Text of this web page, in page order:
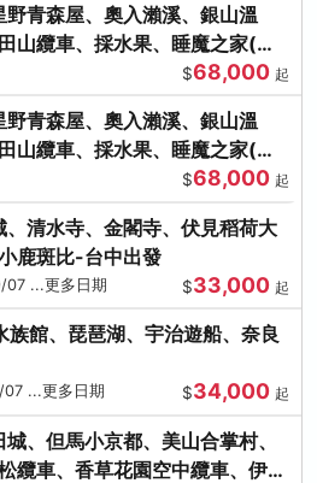
青森屋、奧入瀨溪、銀山溫
山纜車、採水果、睡魔之家(不
$68,000 起
青森屋、奧入瀨溪、銀山溫
山纜車、採水果、睡魔之家(不
$68,000 起
清水寺、金閣寺、伏見稻荷大
鹿斑比-台中出發
...更多日期 $33,000 起
館、琵琶湖、宇治遊船、奈良
...更多日期 $34,000 起
、但馬小京都、美山合掌村、
纜車、香草花園空中纜車、伊勢